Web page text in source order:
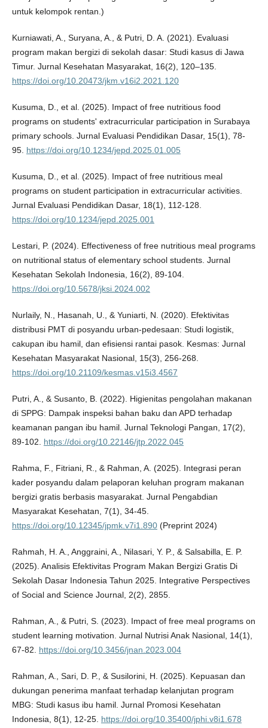
untuk kelompok rentan.)
Kurniawati, A., Suryana, A., & Putri, D. A. (2021). Evaluasi
program makan bergizi di sekolah dasar: Studi kasus di Jawa
Timur. Jurnal Kesehatan Masyarakat, 16(2), 120–135.
https://doi.org/10.20473/jkm.v16i2.2021.120
Kusuma, D., et al. (2025). Impact of free nutritious food
programs on students' extracurricular participation in Surabaya
primary schools. Jurnal Evaluasi Pendidikan Dasar, 15(1), 78-
95. https://doi.org/10.1234/jepd.2025.01.005
Kusuma, D., et al. (2025). Impact of free nutritious meal
programs on student participation in extracurricular activities.
Jurnal Evaluasi Pendidikan Dasar, 18(1), 112-128.
https://doi.org/10.1234/jepd.2025.001
Lestari, P. (2024). Effectiveness of free nutritious meal programs
on nutritional status of elementary school students. Jurnal
Kesehatan Sekolah Indonesia, 16(2), 89-104.
https://doi.org/10.5678/jksi.2024.002
Nurlaily, N., Hasanah, U., & Yuniarti, N. (2020). Efektivitas
distribusi PMT di posyandu urban-pedesaan: Studi logistik,
cakupan ibu hamil, dan efisiensi rantai pasok. Kesmas: Jurnal
Kesehatan Masyarakat Nasional, 15(3), 256-268.
https://doi.org/10.21109/kesmas.v15i3.4567
Putri, A., & Susanto, B. (2022). Higienitas pengolahan makanan
di SPPG: Dampak inspeksi bahan baku dan APD terhadap
keamanan pangan ibu hamil. Jurnal Teknologi Pangan, 17(2),
89-102. https://doi.org/10.22146/jtp.2022.045
Rahma, F., Fitriani, R., & Rahman, A. (2025). Integrasi peran
kader posyandu dalam pelaporan keluhan program makanan
bergizi gratis berbasis masyarakat. Jurnal Pengabdian
Masyarakat Kesehatan, 7(1), 34-45.
https://doi.org/10.12345/jpmk.v7i1.890(Preprint 2024)
Rahmah, H. A., Anggraini, A., Nilasari, Y. P., & Salsabilla, E. P.
(2025). Analisis Efektivitas Program Makan Bergizi Gratis Di
Sekolah Dasar Indonesia Tahun 2025. Integrative Perspectives
of Social and Science Journal, 2(2), 2855.
Rahman, A., & Putri, S. (2023). Impact of free meal programs on
student learning motivation. Jurnal Nutrisi Anak Nasional, 14(1),
67-82. https://doi.org/10.3456/jnan.2023.004
Rahman, A., Sari, D. P., & Susilorini, H. (2025). Kepuasan dan
dukungan penerima manfaat terhadap kelanjutan program
MBG: Studi kasus ibu hamil. Jurnal Promosi Kesehatan
Indonesia, 8(1), 12-25. https://doi.org/10.35400/jphi.v8i1.678